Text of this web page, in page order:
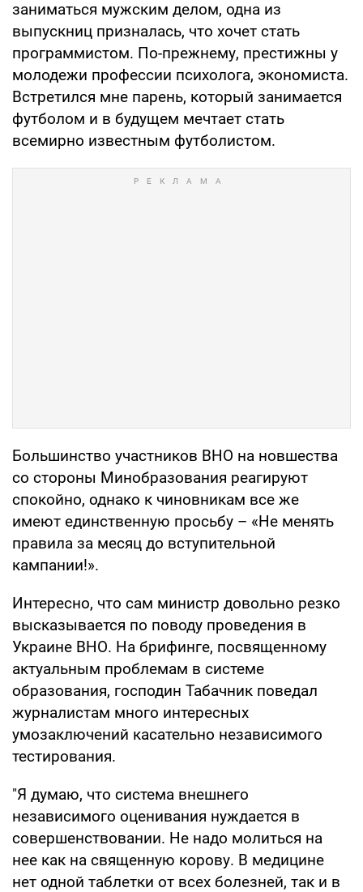
заниматься мужским делом, одна из
выпускниц призналась, что хочет стать
программистом. По-прежнему, престижны у
молодежи профессии психолога, экономиста.
Встретился мне парень, который занимается
футболом и в будущем мечтает стать
всемирно известным футболистом.
Большинство участников ВНО на новшества
со стороны Минобразования реагируют
спокойно, однако к чиновникам все же
имеют единственную просьбу – «Не менять
правила за месяц до вступительной
кампании!».
Интересно, что сам министр довольно резко
высказывается по поводу проведения в
Украине ВНО. На брифинге, посвященному
актуальным проблемам в системе
образования, господин Табачник поведал
журналистам много интересных
умозаключений касательно независимого
тестирования.
"Я думаю, что система внешнего
независимого оценивания нуждается в
совершенствовании. Не надо молиться на
нее как на священную корову. В медицине
нет одной таблетки от всех болезней, так и в